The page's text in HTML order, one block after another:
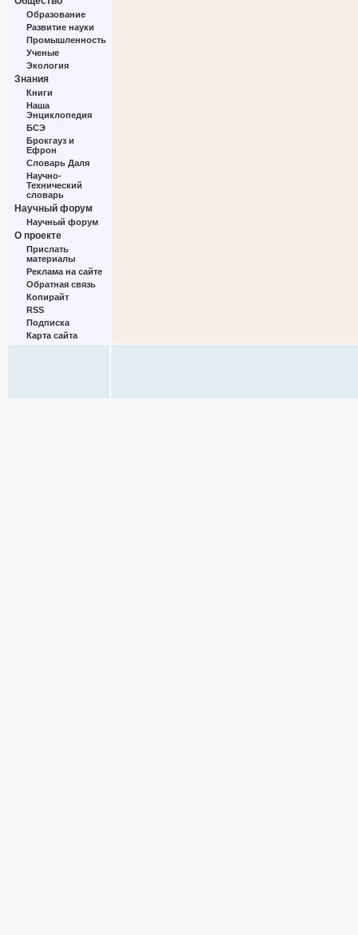
Образование
Развитие науки
Промышленность
Ученые
Экология
Знания
Книги
Наша
Энциклопедия
БСЭ
Брокгауз и
Ефрон
Словарь Даля
Научно-
Технический
словарь
Научный форум
Научный форум
О проекте
Прислать
материалы
Реклама на сайте
Обратная связь
Копирайт
RSS
Подписка
Карта сайта